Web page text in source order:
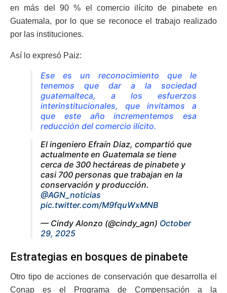
en más del 90 % el comercio ilícito de pinabete en
Guatemala, por lo que se reconoce el trabajo realizado
por las instituciones.
Así lo expresó Paiz:
Ese es un reconocimiento que le
tenemos que dar a la sociedad
guatemalteca, a los esfuerzos
interinstitucionales, que invitamos a
que este año incrementemos esa
reducción del comercio ilícito.
El ingeniero Efraín Diaz, compartió que
actualmente en Guatemala se tiene
cerca de 300 hectáreas de pinabete y
casi 700 personas que trabajan en la
conservación y producción.
@AGN_noticias
pic.twitter.com/M9fquWxMNB
— Cindy Alonzo (@cindy_agn) October
29, 2025
Estrategias en bosques de pinabete
Otro tipo de acciones de conservación que desarrolla el
Conap es el Programa de Compensación a la